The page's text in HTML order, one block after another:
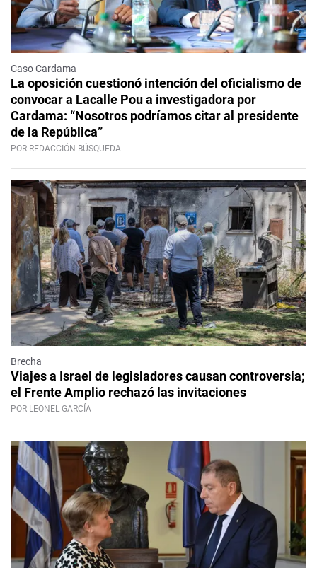
Caso Cardama
La oposición cuestionó intención del oficialismo de
convocar a Lacalle Pou a investigadora por
Cardama: “Nosotros podríamos citar al presidente
de la República”
POR REDACCIÓN BÚSQUEDA
Brecha
Viajes a Israel de legisladores causan controversia;
el Frente Amplio rechazó las invitaciones
POR LEONEL GARCÍA